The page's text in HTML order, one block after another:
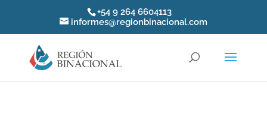
+54 9 264 6604113
informes@regionbinacional.com